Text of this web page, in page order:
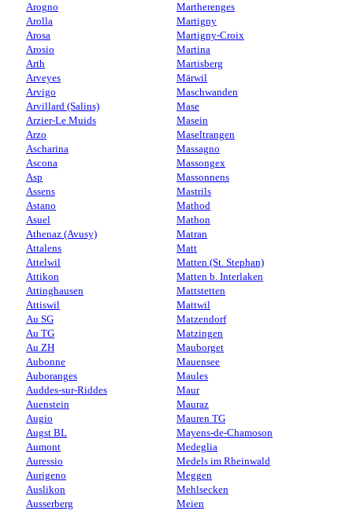
Arogno
Arolla
Arosa
Arosio
Arth
Arveyes
Arvigo
Arvillard (Salins)
Arzier-Le Muids
Arzo
Ascharina
Ascona
Asp
Assens
Astano
Asuel
Athenaz (Avusy)
Attalens
Attelwil
Attikon
Attinghausen
Attiswil
Au SG
Au TG
Au ZH
Aubonne
Auboranges
Auddes-sur-Riddes
Auenstein
Augio
Augst BL
Aumont
Auressio
Aurigeno
Auslikon
Ausserberg
Martherenges
Martigny
Martigny-Croix
Martina
Martisberg
Märwil
Maschwanden
Mase
Masein
Maseltrangen
Massagno
Massongex
Massonnens
Mastrils
Mathod
Mathon
Matran
Matt
Matten (St. Stephan)
Matten b. Interlaken
Mattstetten
Mattwil
Matzendorf
Matzingen
Mauborget
Mauensee
Maules
Maur
Mauraz
Mauren TG
Mayens-de-Chamoson
Medeglia
Medels im Rheinwald
Meggen
Mehlsecken
Meien